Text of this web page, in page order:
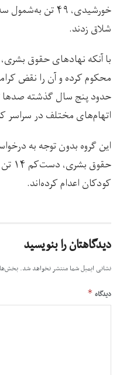
خورشیدی، ۴۹ تن
شلاق زدند.
با آنکه نهادهای حقوق بشری،
محکوم کرده و آن را نقض
حدود پنج سال گذشته صدها
اتهام‌های مختلف در سراسر
این گروه بدون توجه به
کودکان اعدام کرده‌اند.
دیدگاهتان را بنویسید
نشانی ایمیل شما منتشر نخواهد شد.
دیدگاه *